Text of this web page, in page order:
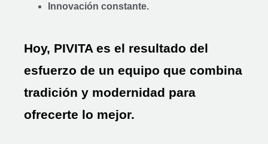
Innovación constante.
Hoy, PIVITA es el resultado del
esfuerzo de un equipo que combina
tradición y modernidad para
ofrecerte lo mejor.